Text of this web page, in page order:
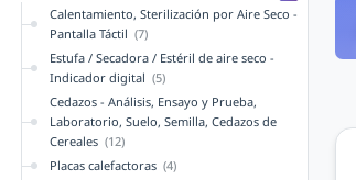
Calentamiento, Sterilización por Aire Seco -
Pantalla Táctil (7)
Estufa / Secadora / Estéril de aire seco -
Indicador digital (5)
Cedazos - Análisis, Ensayo y Prueba,
Laboratorio, Suelo, Semilla, Cedazos de
Cereales (12)
Placas calefactoras (4)